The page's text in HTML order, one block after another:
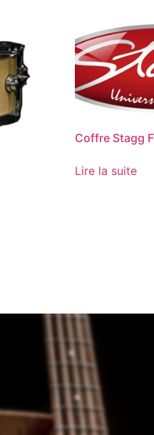
Coffre Stagg
Lire la suite